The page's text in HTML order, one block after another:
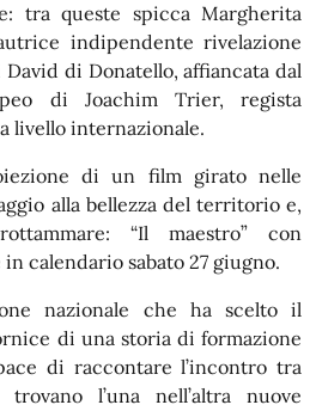
tra queste spicca Margherita
indipendente rivelazione
di Donatello, affiancata dal
di Joachim Trier, regista
livello internazionale.
di un film girato nelle
alla bellezza del territorio e,
“Il maestro” con
calendario sabato 27 giugno.
nazionale che ha scelto il
di una storia di formazione
di raccontare l’incontro tra
l’una nell’altra nuove